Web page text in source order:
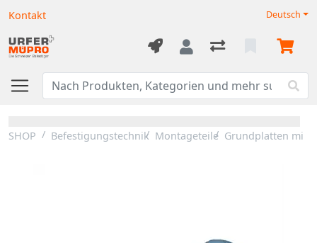
Kontakt Deutsch
SHOP Befestigungstechnik Montageteile Grundplatten mit